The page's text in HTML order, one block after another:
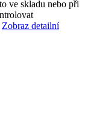
ve skladu nebo při
Zobraz detailní